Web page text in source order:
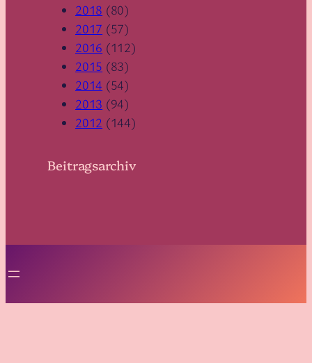
Beitragsarchiv
2018 (80)
2017 (57)
2016 (112)
2015 (83)
2014 (54)
2013 (94)
2012 (144)